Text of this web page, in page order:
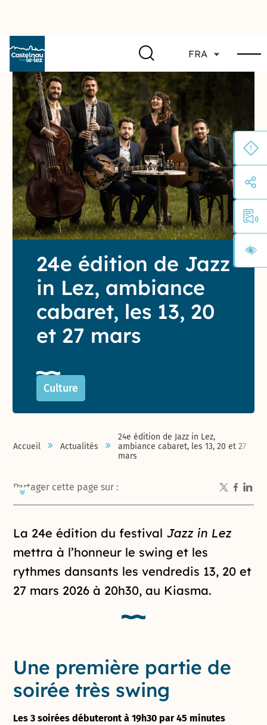
FRA
24e édition de Jazz
in Lez, ambiance
cabaret, les 13, 20
et 27 mars
Culture
Accueil Actualités
24e édition de Jazz in Lez,
ambiance cabaret, les 13, 20 et 27
mars
Partager cette page sur :
Introduction de la page
La 24e édition du festival Jazz in Lez
mettra à l’honneur le swing et les
rythmes dansants les vendredis 13, 20 et
27 mars 2026 à 20h30, au Kiasma.
Une première partie de
soirée très swing
Les 3 soirées débuteront à 19h30 par 45 minutes